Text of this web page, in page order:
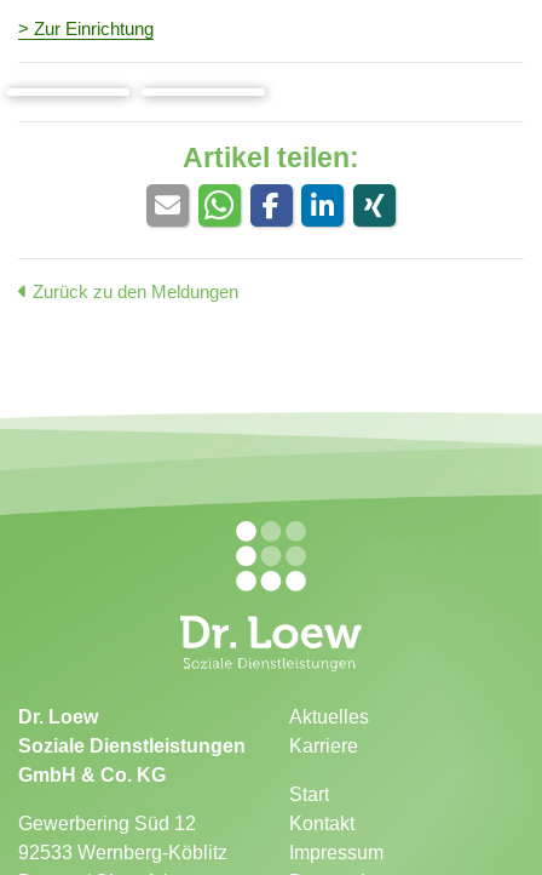
> Zur Einrichtung
Artikel teilen:
Zurück zu den Meldungen
Dr. Loew
Soziale Dienstleistungen
GmbH & Co. KG
Gewerbering Süd 12
92533 Wernberg-Köblitz
Aktuelles
Karriere
Start
Kontakt
Impressum